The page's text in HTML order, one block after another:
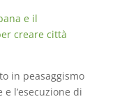
e il
creare città
in peasaggismo
l’esecuzione di